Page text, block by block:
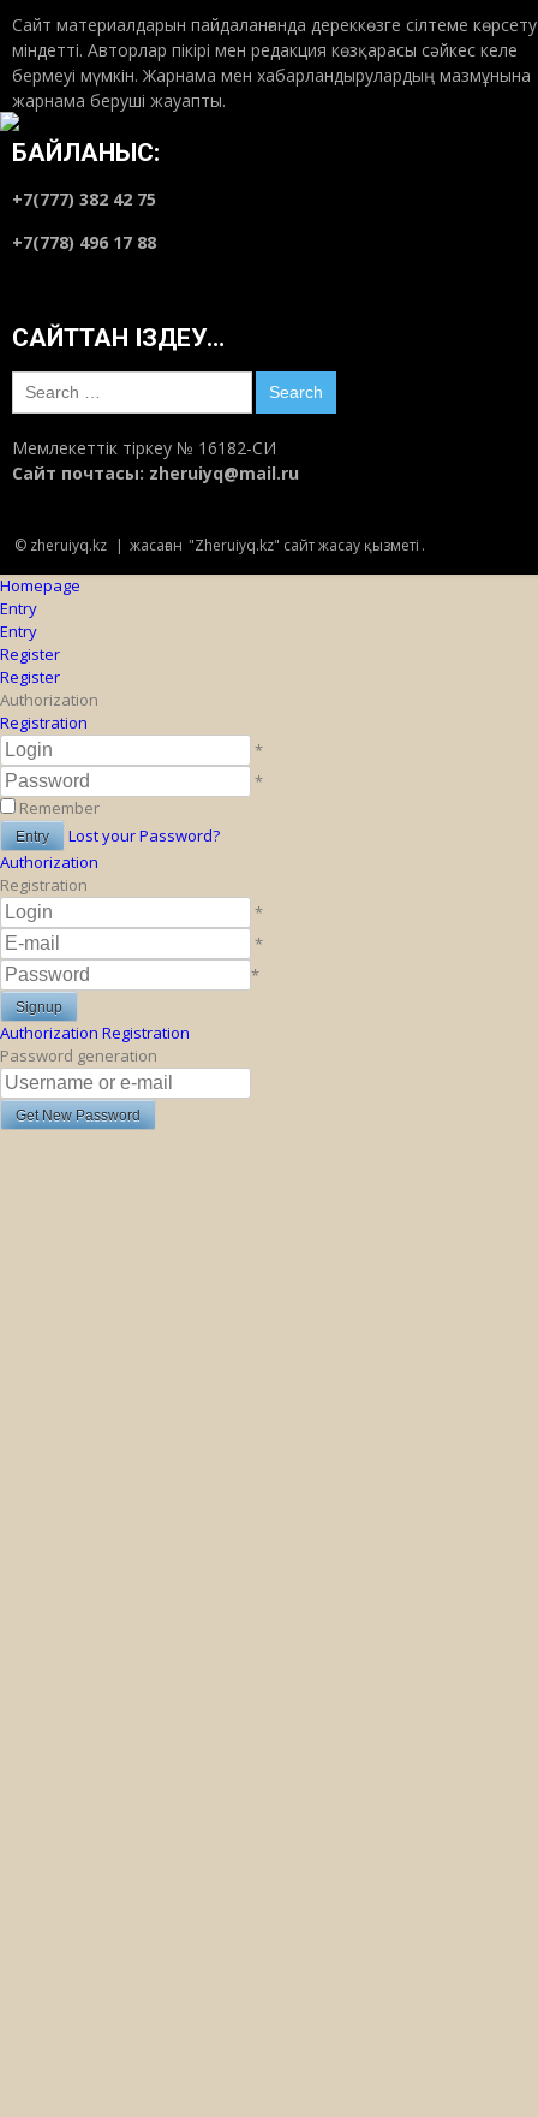
Сайт материалдарын пайдаланғанда дереккөзге сілтеме көрсету
міндетті. Авторлар пікірі мен редакция көзқарасы сәйкес келе
бермеуі мүмкін. Жарнама мен хабарландырулардың мазмұнына
жарнама беруші жауапты.
БАЙЛАНЫС:
+7(777) 382 42 75
+7(778) 496 17 88
САЙТТАН ІЗДЕУ…
Search
for:
Мемлекеттік тіркеу № 16182-СИ
Сайт почтасы: zheruiyq@mail.ru
© zheruiyq.kz | жасаған "Zheruiyq.kz" сайт жасау қызметі .
Homepage
Entry
Entry
Register
Register
Authorization
Registration
*
*
Remember
Lost your Password?
Authorization
Registration
*
*
*
Authorization Registration
Password generation